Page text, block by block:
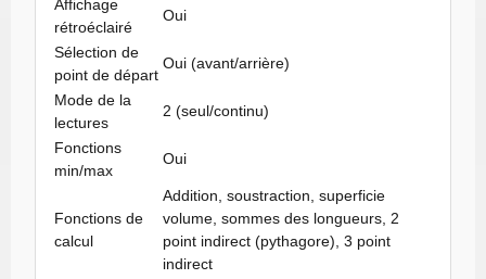
Affichage
rétroéclairé
Oui
Sélection de
point de départ
Oui (avant/arrière)
Mode de la
lectures
2 (seul/continu)
Fonctions
min/max
Oui
Fonctions de
calcul
Addition, soustraction, superficie
volume, sommes des longueurs, 2
point indirect (pythagore), 3 point
indirect